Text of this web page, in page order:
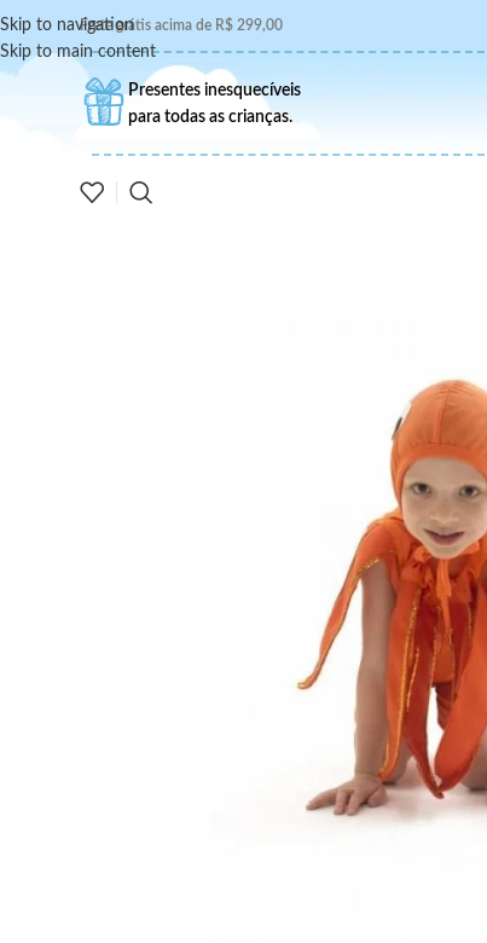
Skip to navigation
Skip to main content
Frete grátis acima de R$ 299,00
Presentes inesquecíveis
para todas as crianças.